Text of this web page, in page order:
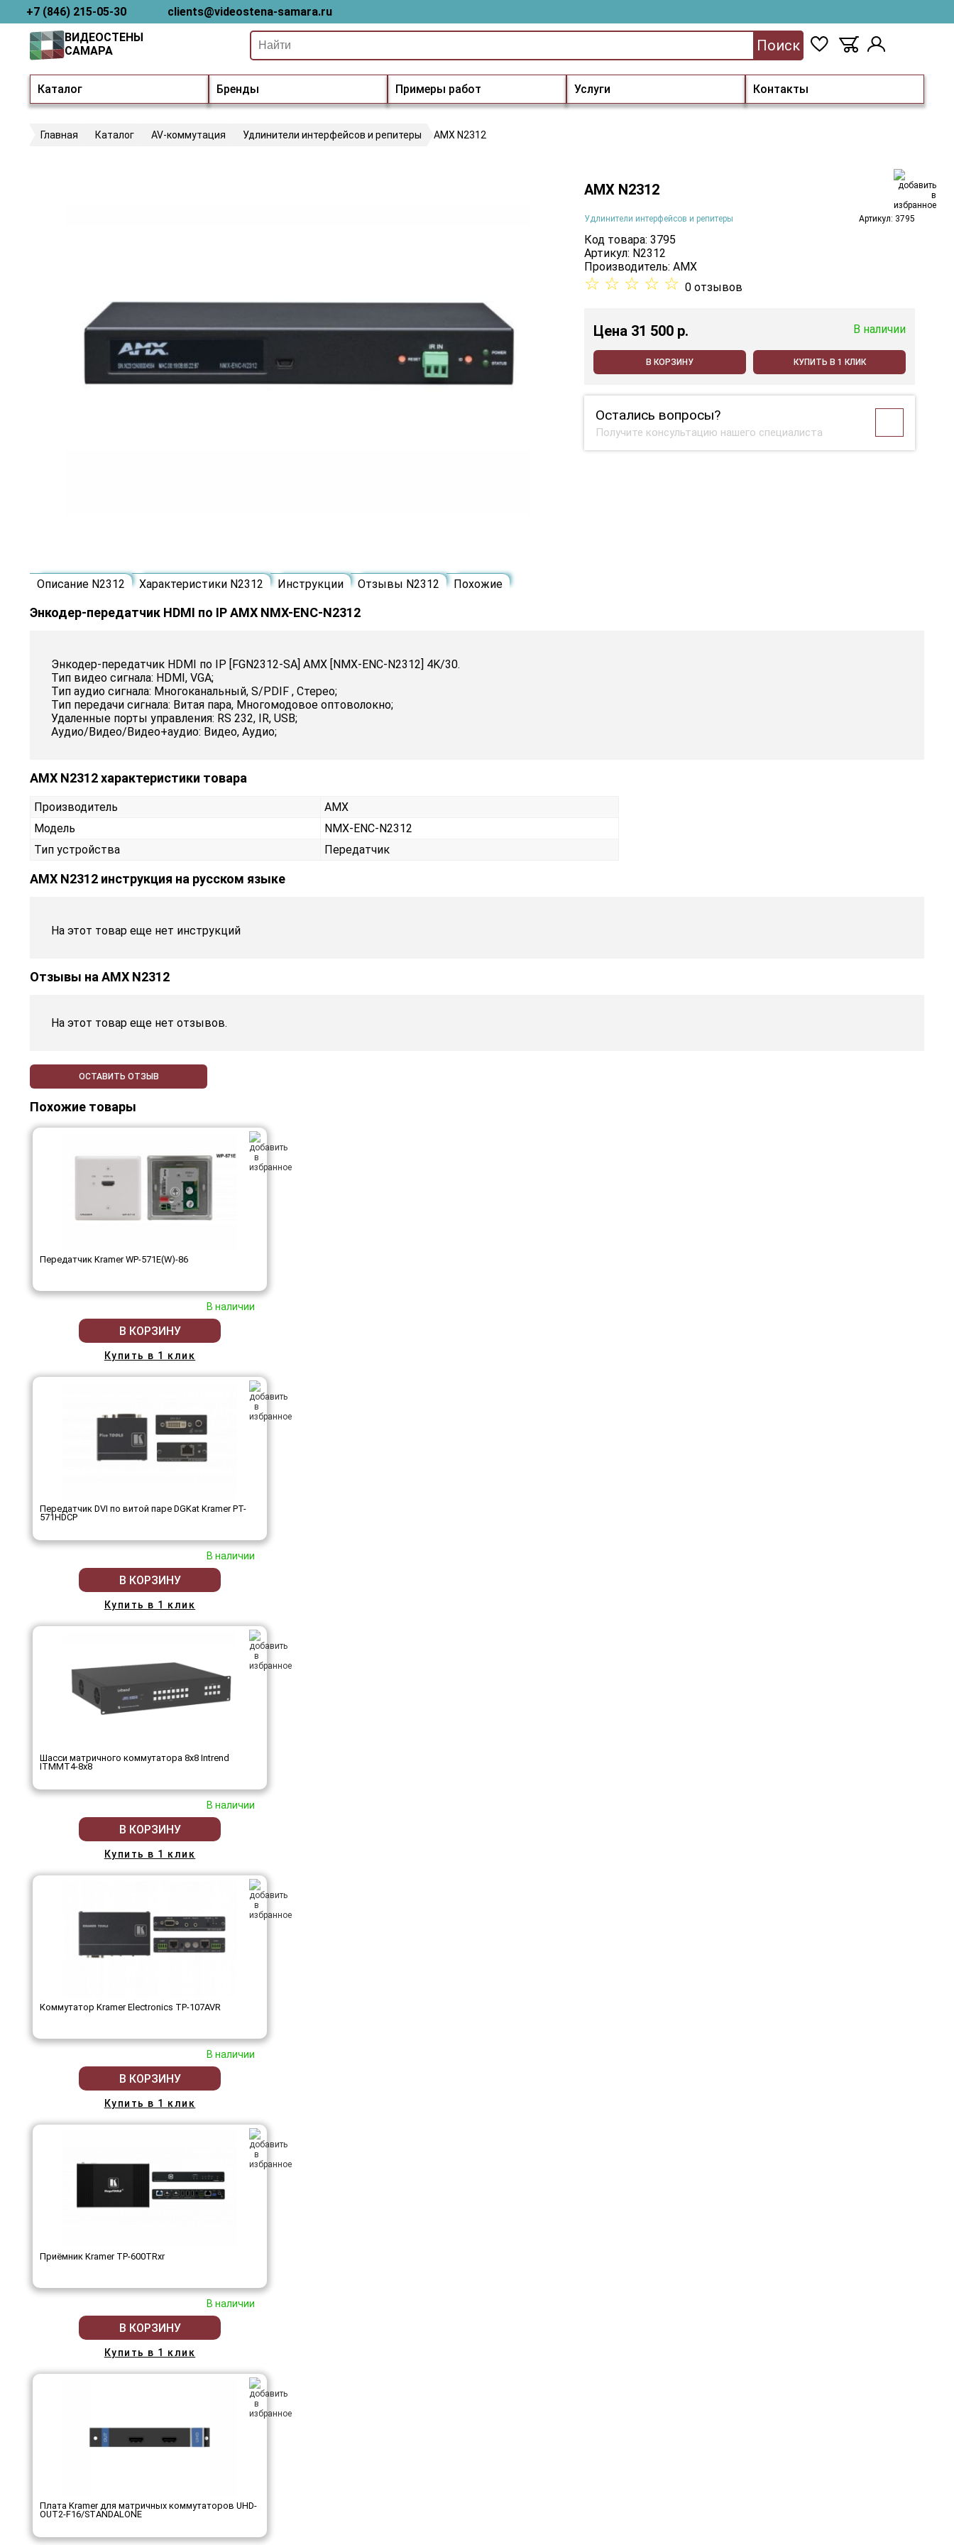
+7 (846) 215-05-30 clients@videostena-samara.ru
Каталог Бренды Примеры работ Услуги Контакты
ВИДЕОСТЕНЫ
САМАРА
Поиск
Главная Каталог AV-коммутация Удлинители интерфейсов и репитеры AMX N2312
AMX N2312
Удлинители интерфейсов и репитеры Артикул: 3795
Код товара: 3795
Артикул: N2312
Производитель:AMX
☆ ☆ ☆ ☆ ☆ 0 отзывов
Цена 31 500 p. В наличии
В КОРЗИНУ КУПИТЬ В 1 КЛИК
Остались вопросы?
Получите консультацию нашего специалиста
Описание N2312 Характеристики N2312 Инструкции Отзывы N2312 Похожие
Энкодер-передатчик HDMI по IP AMX NMX-ENC-N2312
Энкодер-передатчик HDMI по IP [FGN2312-SA] AMX [NMX-ENC-N2312] 4K/30.
Тип видео сигнала: HDMI, VGA;
Тип аудио сигнала: Многоканальный, S/PDIF , Стерео;
Тип передачи сигнала: Витая пара, Многомодовое оптоволокно;
Удаленные порты управления: RS 232, IR, USB;
Аудио/Видео/Видео+аудио: Видео, Аудио;
AMX N2312 характеристики товара
Производитель
AMX
Модель
NMX-ENC-N2312
Тип устройства
Передатчик
AMX N2312 инструкция на русском языке
На этот товар еще нет инструкций
Отзывы наAMX N2312
На этот товар еще нет отзывов.
ОСТАВИТЬ ОТЗЫВ
Похожие товары
Передатчик Kramer WP-571E(W)-86
В наличии
В КОРЗИНУ
Купить в 1 клик
Передатчик DVI по витой паре DGKat Kramer PT-
571HDCP
В наличии
В КОРЗИНУ
Купить в 1 клик
Шасси матричного коммутатора 8x8 Intrend
ITMMT4-8x8
В наличии
В КОРЗИНУ
Купить в 1 клик
Коммутатор Kramer Electronics TP-107AVR
В наличии
В КОРЗИНУ
Купить в 1 клик
Приёмник Kramer TP-600TRxr
В наличии
В КОРЗИНУ
Купить в 1 клик
Плата Kramer для матричных коммутаторов UHD-
OUT2-F16/STANDALONE